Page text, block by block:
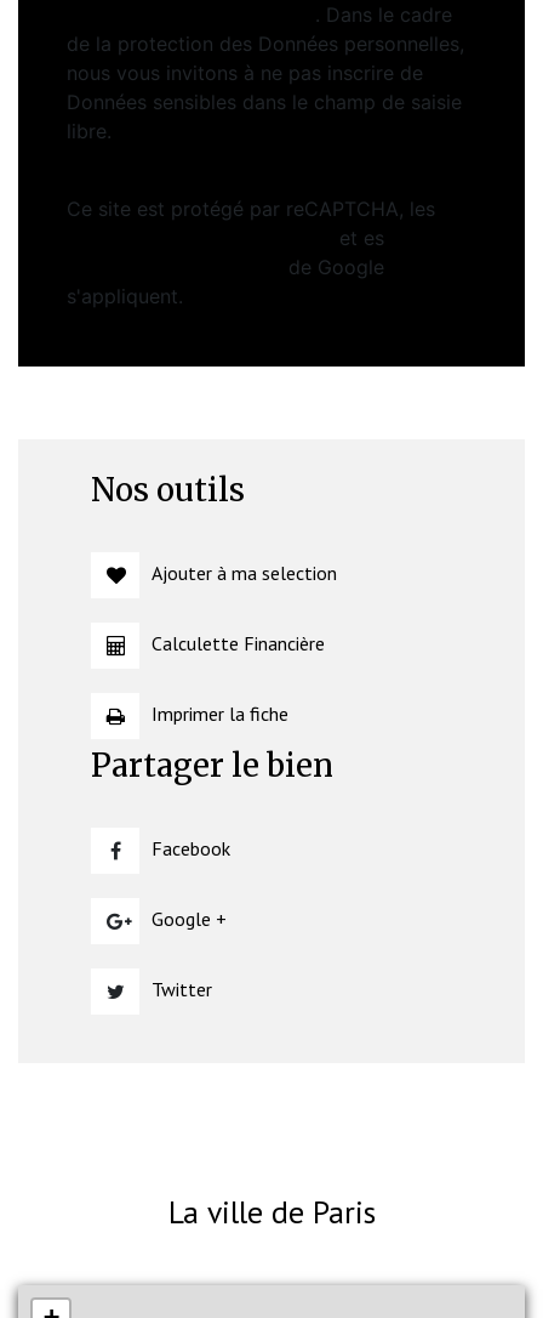
. Dans le cadre
de la protection des Données personnelles,
nous vous invitons à ne pas inscrire de
Données sensibles dans le champ de saisie
libre.
Ce site est protégé par reCAPTCHA, les
et es
de Google
s'appliquent.
Nos outils
Ajouter à ma selection
Calculette Financière
Imprimer la fiche
Partager le bien
Facebook
Google +
Twitter
La ville de Paris